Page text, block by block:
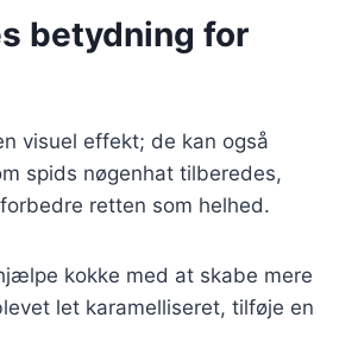
betydning for
visuel effekt; de kan også
spids nøgenhat tilberedes,
retten som helhed.
kokke med at skabe mere
let karamelliseret, tilføje en